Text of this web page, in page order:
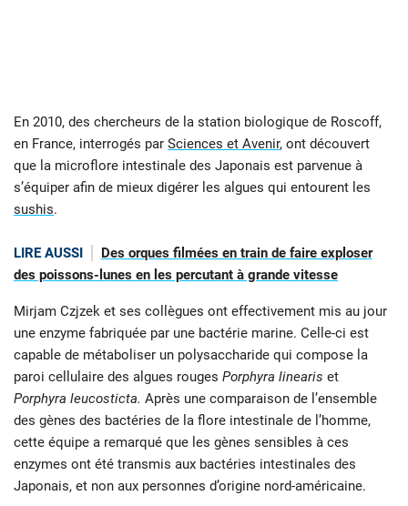
En 2010, des chercheurs de la station biologique de Roscoff,
en France, interrogés par Sciences et Avenir, ont découvert
que la microflore intestinale des Japonais est parvenue à
s’équiper afin de mieux digérer les algues qui entourent les
sushis.
LIRE AUSSI
Des orques filmées en train de faire exploser
des poissons-lunes en les percutant à grande vitesse
Mirjam Czjzek et ses collègues ont effectivement mis au jour
une enzyme fabriquée par une bactérie marine. Celle-ci est
capable de métaboliser un polysaccharide qui compose la
paroi cellulaire des algues rouges Porphyra linearis et
Porphyra leucosticta. Après une comparaison de l’ensemble
des gènes des bactéries de la flore intestinale de l’homme,
cette équipe a remarqué que les gènes sensibles à ces
enzymes ont été transmis aux bactéries intestinales des
Japonais, et non aux personnes d’origine nord-américaine.